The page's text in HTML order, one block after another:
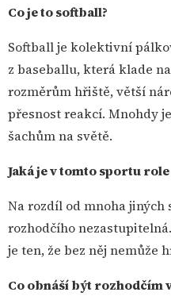
Co je to softball?
Softball je kolektivní
z baseballu, která klade
rozměrům hřiště, větší
přesnost reakcí. Mnohdy
šachům na světě.
Jaká je v tomto sportu
Na rozdíl od mnoha
rozhodčího
je ten, že bez něj nemůže
Co obnáší být rozhodčím